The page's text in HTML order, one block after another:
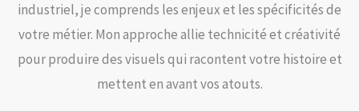
industriel, je comprends les enjeux et les spécificités de
votre métier. Mon approche allie technicité et créativité
pour produire des visuels qui racontent votre histoire et
mettent en avant vos atouts.​